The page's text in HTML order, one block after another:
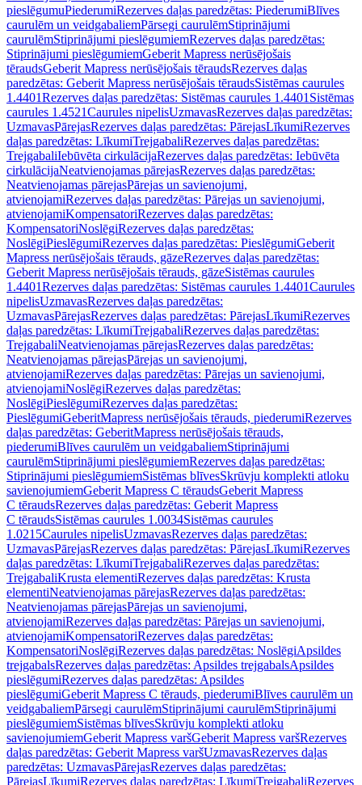
pieslēgumuPiederumiRezerves daļas paredzētas: PiederumiBlīves
caurulēm un veidgabaliemPārsegi caurulēmStiprinājumi
caurulēmStiprinājumi pieslēgumiemRezerves daļas paredzētas:
Stiprinājumi pieslēgumiemGeberit Mapress nerūsējošais
tēraudsGeberit Mapress nerūsējošais tēraudsRezerves daļas
paredzētas: Geberit Mapress nerūsējošais tēraudsSistēmas caurules
1.4401Rezerves daļas paredzētas: Sistēmas caurules 1.4401 Sistēmas
caurules 1.4521Caurules nipelisUzmavasRezerves daļas paredzētas:
UzmavasPārejasRezerves daļas paredzētas: PārejasLīkumiRezerves
daļas paredzētas: LīkumiTrejgabaliRezerves daļas paredzētas:
TrejgabaliIebūvēta cirkulācijaRezerves daļas paredzētas: Iebūvēta
cirkulācijaNeatvienojamas pārejasRezerves daļas paredzētas:
Neatvienojamas pārejasPārejas un savienojumi,
atvienojamiRezerves daļas paredzētas: Pārejas un savienojumi,
atvienojamiKompensatoriRezerves daļas paredzētas:
KompensatoriNoslēgiRezerves daļas paredzētas:
NoslēgiPieslēgumiRezerves daļas paredzētas: PieslēgumiGeberit
Mapress nerūsējošais tērauds, gāzeRezerves daļas paredzētas:
Geberit Mapress nerūsējošais tērauds, gāzeSistēmas caurules
1.4401Rezerves daļas paredzētas: Sistēmas caurules 1.4401Caurules
nipelisUzmavasRezerves daļas paredzētas:
UzmavasPārejasRezerves daļas paredzētas: PārejasLīkumiRezerves
daļas paredzētas: LīkumiTrejgabaliRezerves daļas paredzētas:
TrejgabaliNeatvienojamas pārejasRezerves daļas paredzētas:
Neatvienojamas pārejasPārejas un savienojumi,
atvienojamiRezerves daļas paredzētas: Pārejas un savienojumi,
atvienojamiNoslēgiRezerves daļas paredzētas:
NoslēgiPieslēgumiRezerves daļas paredzētas:
PieslēgumiGeberitMapress nerūsējošais tērauds, piederumiRezerves
daļas paredzētas: GeberitMapress nerūsējošais tērauds,
piederumiBlīves caurulēm un veidgabaliemStiprinājumi
caurulēmStiprinājumi pieslēgumiemRezerves daļas paredzētas:
Stiprinājumi pieslēgumiemSistēmas blīvesSkrūvju komplekti atloku
savienojumiemGeberit Mapress C tēraudsGeberit Mapress
C tēraudsRezerves daļas paredzētas: Geberit Mapress
C tēraudsSistēmas caurules 1.0034Sistēmas caurules
1.0215Caurules nipelisUzmavasRezerves daļas paredzētas:
UzmavasPārejasRezerves daļas paredzētas: PārejasLīkumiRezerves
daļas paredzētas: LīkumiTrejgabaliRezerves daļas paredzētas:
TrejgabaliKrusta elementiRezerves daļas paredzētas: Krusta
elementiNeatvienojamas pārejasRezerves daļas paredzētas:
Neatvienojamas pārejasPārejas un savienojumi,
atvienojamiRezerves daļas paredzētas: Pārejas un savienojumi,
atvienojamiKompensatoriRezerves daļas paredzētas:
KompensatoriNoslēgiRezerves daļas paredzētas: NoslēgiApsildes
trejgabalsRezerves daļas paredzētas: Apsildes trejgabalsApsildes
pieslēgumiRezerves daļas paredzētas: Apsildes
pieslēgumiGeberit Mapress C tērauds, piederumiBlīves caurulēm un
veidgabaliemPārsegi caurulēmStiprinājumi caurulēmStiprinājumi
pieslēgumiemSistēmas blīvesSkrūvju komplekti atloku
savienojumiemGeberit Mapress varšGeberit Mapress varšRezerves
daļas paredzētas: Geberit Mapress varšUzmavasRezerves daļas
paredzētas: UzmavasPārejasRezerves daļas paredzētas:
PārejasLīkumiRezerves daļas paredzētas: LīkumiTrejgabaliRezerves